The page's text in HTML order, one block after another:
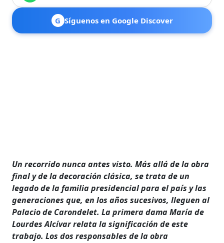
G Síguenos en Google Discover
Un recorrido nunca antes visto. Más allá de la obra
final y de la decoración clásica, se trata de un
legado de la familia presidencial para el país y las
generaciones que, en los años sucesivos, lleguen al
Palacio de Carondelet. La primera dama María de
Lourdes Alcívar relata la significación de este
trabajo. Los dos responsables de la obra